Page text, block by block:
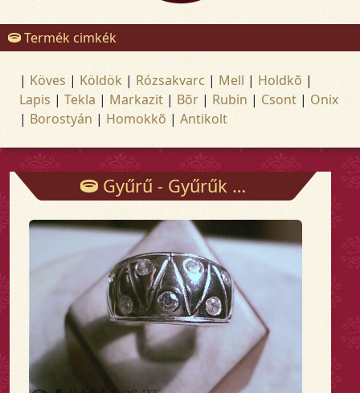
Termék cimkék
| Köves | Köldök | Rózsakvarc | Mell | Holdkõ |
Lapis | Tekla | Markazit | Bõr | Rubin | Csont | Onix
| Borostyán | Homokkõ | Antikolt
Gyűrű - Gyűrűk - Arany és ezüst ékszerek